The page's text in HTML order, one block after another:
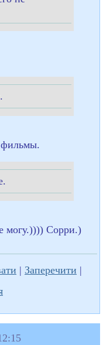
фильмы.
могу.)))) Сорри.)
| Заперечити |